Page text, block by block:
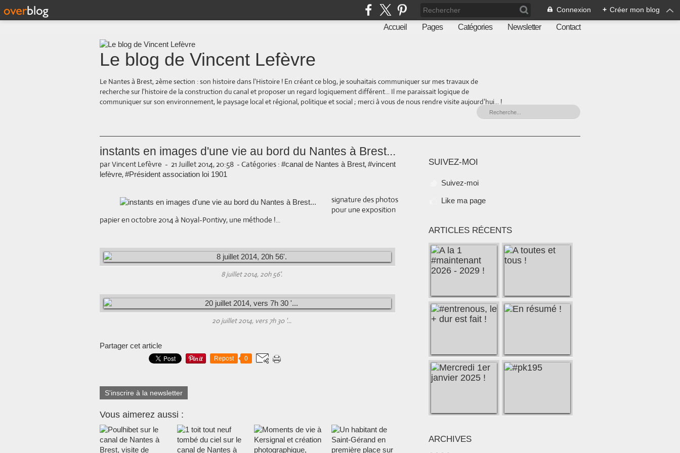
Connexion + Créer mon blog
Accueil Pages Catégories Newsletter Contact
Le blog de Vincent Lefèvre
Le Nantes à Brest, 2ème section : son histoire dans l'Histoire ! En créant ce blog, je souhaitais communiquer sur mes travaux de
recherche sur l'histoire de la construction du canal et proposer un regard logiquement différent... Il me paraissait logique de
communiquer sur son environnement, le paysage local et régional, politique et social ; merci à vous de nous rendre visite aujourd'hui... !
instants en images d'une vie au bord du Nantes à Brest...
par Vincent Lefèvre - 21 Juillet 2014, 20:58 - Catégories : #canal de Nantes à Brest,#vincent
lefèvre,#Président association loi 1901
signature des photos
pour une exposition
papier en octobre 2014 à Noyal-Pontivy, une méthode !...
8 juillet 2014, 20h 56'.
20 juillet 2014, vers 7h 30 '...
Partager cet article
Repost 0
S'inscrire à la newsletter
Vous aimerez aussi :
SUIVEZ-MOI
Suivez-moi
Like ma page
ARTICLES RÉCENTS
ARCHIVES